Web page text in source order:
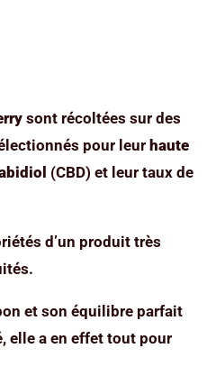
sont récoltées sur des
pour leur haute
(CBD) et leur taux de
d’un produit très
et son équilibre parfait
elle a en effet tout pour